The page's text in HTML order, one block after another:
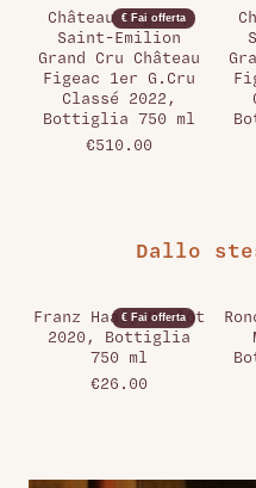
€ Fai offerta
Château Figeac,
Saint-Emilion
Grand Cru Château
Figeac 1er G.Cru
Classé 2022,
Bottiglia 750 ml
€510.00
Dallo
€ Fai offerta
Franz Haas, Merlot
2020, Bottiglia
750 ml
€26.00